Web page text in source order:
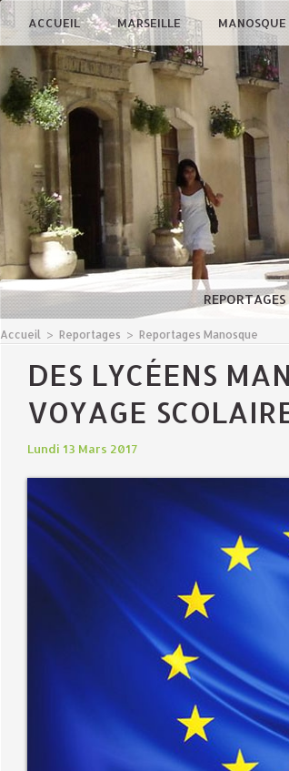
ACCUEIL MARSEILLE MANOSQUE
Accueil > Reportages > Reportages Manosque
DES LYCÉENS
VOYAGE
Lundi 13 Mars 2017